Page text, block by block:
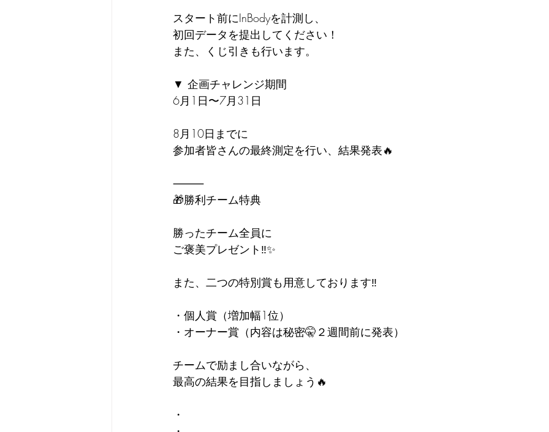
スタート前にInBodyを計測し、
初回データを提出してください！
また、くじ引きも行います。
▼ 企画チャレンジ期間
6月1日〜7月31日
8月10日までに
参加者皆さんの最終測定を行い、結果発表🔥
⸻
🎁勝利チーム特典
勝ったチーム全員に
ご褒美プレゼント‼︎✨
また、二つの特別賞も用意しております‼︎
・個人賞（増加幅1位）
・オーナー賞（内容は秘密🤫２週間前に発表）
チームで励まし合いながら、
最高の結果を目指しましょう🔥
・